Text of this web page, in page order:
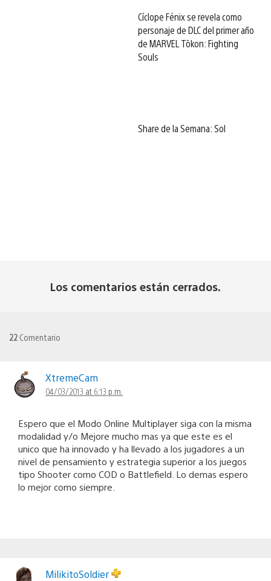
Cíclope Fénix se revela como
personaje de DLC del primer año
de MARVEL Tōkon: Fighting
Souls
Share de la Semana: Sol
Los comentarios están cerrados.
22 Comentario
XtremeCam
04/03/2013 at 6:13 p.m.
Espero que el Modo Online Multiplayer siga con la misma
modalidad y/o Mejore mucho mas ya que este es el
unico que ha innovado y ha llevado a los jugadores a un
nivel de pensamiento y estrategia superior a los juegos
tipo Shooter como COD o Battlefield. Lo demas espero
lo mejor como siempre.
MilikitoSoldier